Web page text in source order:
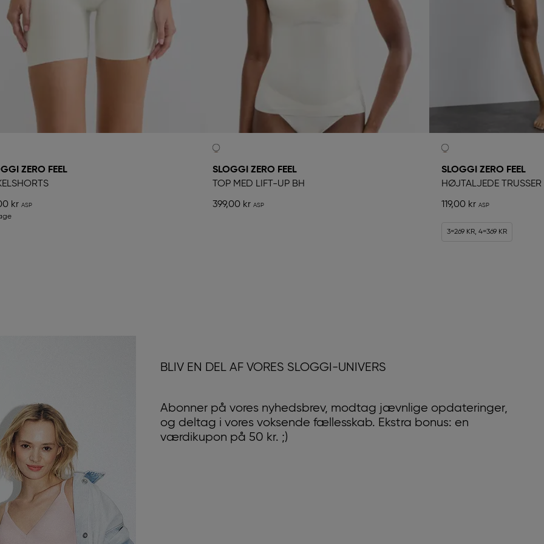
ZERO FEEL
kr
SLOGGI ZERO FEEL
TOP MED LIFT-UP BH
399,00 kr
SLOGGI ZERO FEEL
HØJTALJEDE TRUSSER
119,00 kr
3=269 KR, 4=369 KR
BLIV EN DEL AF VORES SLOGGI-UNIVERS
Abonner på vores nyhedsbrev, modtag jævnlige opdateringer,
og deltag i vores voksende fællesskab. Ekstra bonus: en
værdikupon på 50 kr. ;)